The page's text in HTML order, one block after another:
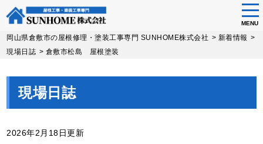
Skip
to
MENU
岡山県倉敷市の屋根修理・塗装工事専門 SUNHOME株式会社 > 新着情報 >
現場日誌 > 倉敷市松島 屋根塗装
現場日誌
2026年2月18日更新